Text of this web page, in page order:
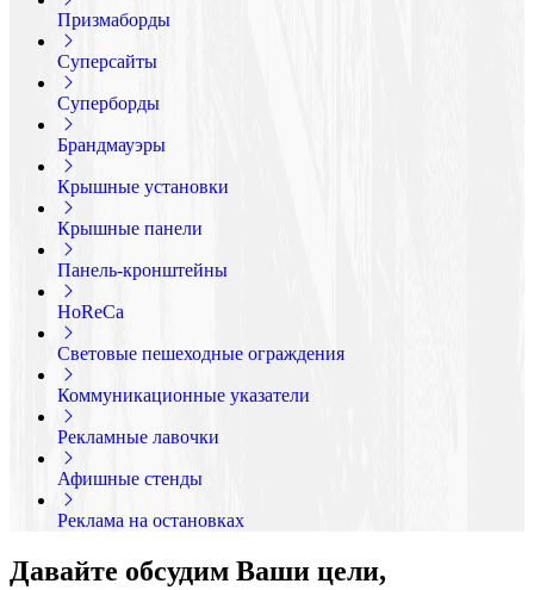
Призмаборды
Суперсайты
Суперборды
Брандмауэры
Крышные установки
Крышные панели
Панель-кронштейны
HoReCa
Световые пешеходные ограждения
Коммуникационные указатели
Рекламные лавочки
Афишные стенды
Реклама на остановках
Давайте обсудим Ваши цели,